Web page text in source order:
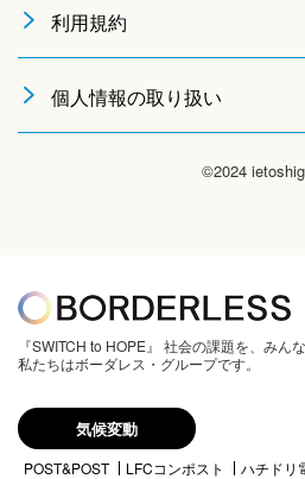
利用規約
個人情報の取り扱い
©2024
『SWITCH to HOPE』 社会の課題を、みん
私たちはボーダレス・グループです。
気候変動
POST&POST LFCコンポスト ハチドリ